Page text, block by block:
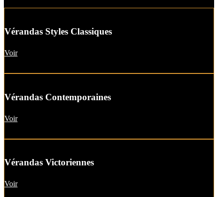
Vérandas Styles Classiques
Voir
Vérandas Contemporaines
Voir
Vérandas Victoriennes
Voir